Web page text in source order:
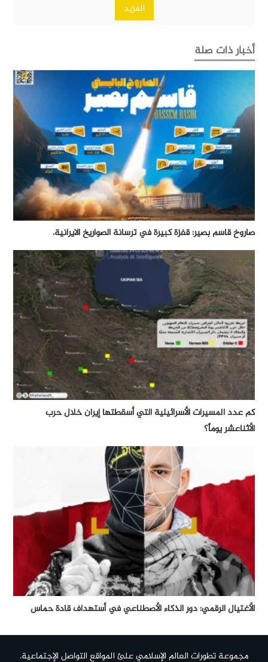
المزيد
أخبار ذات صلة
صاروخ قاسم بصير: قفزة كبيرة في ترسانة الصواريخ الايرانية.
كم عدد المسيرات الأسرائيلية التي أسقطتها إيران خلال حرب
الأثناعشر يوماً؟
الأغتيال الرقمي: دور الذكاء الأصطناعي في أستهداف قادة حماس
مجموعة تطورات العالم الإسلامي علئ المواقع التواصل الإجتماعية.